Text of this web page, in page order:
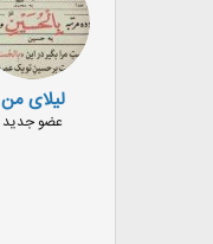
لیلای من
عضو جدید